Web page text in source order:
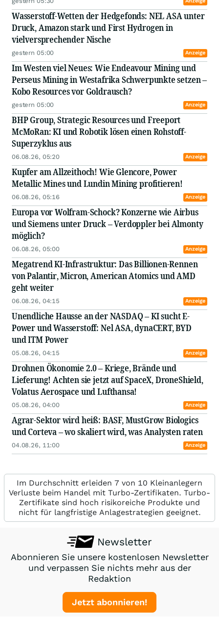
erwähnt,
III. die Kommentare umfassen jeweils eine
Lesedauer von weniger als 3 Minuten.
Wir wünschen gute Unterhaltung und viel Erfolg
an der Börse!
Wasserstoff-Wetten der Hedgefonds: NEL ASA unter
Druck, Amazon stark und First Hydrogen in
vielversprechender Nische
gestern 05:00 Anzeige
Im Westen viel Neues: Wie Endeavour Mining und
Perseus Mining in Westafrika Schwerpunkte setzen –
Kobo Resources vor Goldrausch?
gestern 05:00 Anzeige
BHP Group, Strategic Resources und Freeport
McMoRan: KI und Robotik lösen einen Rohstoff-
Superzyklus aus
06.08.26, 05:20 Anzeige
Kupfer am Allzeithoch! Wie Glencore, Power
Metallic Mines und Lundin Mining profitieren!
06.08.26, 05:16 Anzeige
Europa vor Wolfram-Schock? Konzerne wie Airbus
und Siemens unter Druck – Verdoppler bei Almonty
möglich?
06.08.26, 05:00 Anzeige
Megatrend KI-Infrastruktur: Das Billionen-Rennen
von Palantir, Micron, American Atomics und AMD
geht weiter
06.08.26, 04:15 Anzeige
Unendliche Hausse an der NASDAQ – KI sucht E-
Power und Wasserstoff: Nel ASA, dynaCERT, BYD
und ITM Power
05.08.26, 04:15 Anzeige
Drohnen Ökonomie 2.0 – Kriege, Brände und
Lieferung! Achten sie jetzt auf SpaceX, DroneShield,
Volatus Aerospace und Lufthansa!
05.08.26, 04:00 Anzeige
Agrar-Sektor wird heiß: BASF, MustGrow Biologics
und Corteva – wo skaliert wird, was Analysten raten
04.08.26, 11:00 Anzeige
Im Durchschnitt erleiden 7 von 10 Kleinanlegern
Verluste beim Handel mit Turbo-Zertifikaten. Turbo-
Zertifikate sind hoch risikoreiche Produkte und
nicht für langfristige Anlagestrategien geeignet.
Newsletter
Abonnieren Sie unsere kostenlosen Newsletter
und verpassen Sie nichts mehr aus der
Redaktion
Jetzt abonnieren!